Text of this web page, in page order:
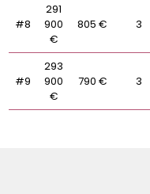
#8
291
900
€
805 € 3
#9
293
900
€
790 € 3